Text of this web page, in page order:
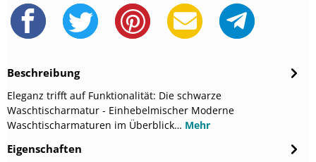
Beschreibung
Eleganz trifft auf Funktionalität: Die schwarze
Waschtischarmatur - Einhebelmischer Moderne
Waschtischarmaturen im Überblick… Mehr
Eigenschaften